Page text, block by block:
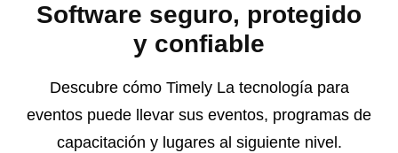
Software seguro, protegido
y confiable
Descubre cómo Timely La tecnología para
eventos puede llevar sus eventos, programas de
capacitación y lugares al siguiente nivel.